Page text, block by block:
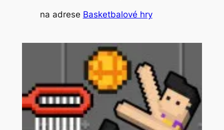
na adrese Basketbalové hry